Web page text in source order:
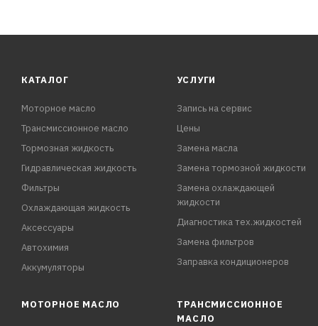
КАТАЛОГ
Моторное масло
Трансмиссионное масло
Тормозная жидкость
Гидравлическая жидкость
Фильтры
Охлаждающая жидкость
Аксессуары
Автохимия
Аккумуляторы
УСЛУГИ
Запись на сервис
Цены
Замена масла
Замена тормозной жидкости
Замена охлаждающей
жидкости
Диагностика тех.жидкостей
Замена фильтров
Заправка кондиционеров
МОТОРНОЕ МАСЛО
ТРАНСМИССИОННОЕ
МАСЛО